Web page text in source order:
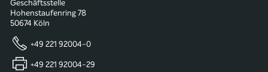
Geschäftsstelle
Hohenstaufenring 78
50674 Köln
+49 221 92004-0
+49 221 92004-29